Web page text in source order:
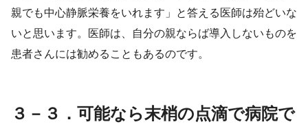
親でも中心静脈栄養をいれます」と答える医師は殆どいな
いと思います。医師は、自分の親ならば導入しないものを
患者さんには勧めることもあるのです。
３－３．可能なら末梢の点滴で病院で